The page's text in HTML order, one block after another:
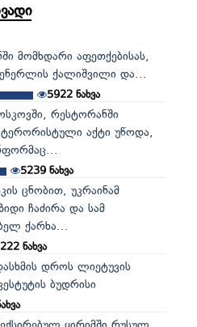
მომხდარი აფეთქებისას,
ქალიშვილი და...
5922 ნახვა
რესტორანში
აქტი უწოდა,
5239ნახვა
ცნობით, უკრაინამ
ჩაძირა და სამ
ქარხა...
ნახვა
დროს ლიეტუვის
ბუდრისი